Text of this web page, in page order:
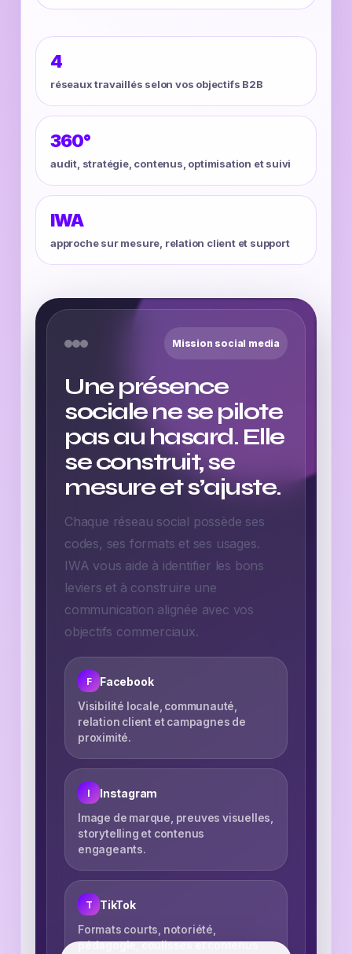
4
réseaux travaillés selon vos objectifs B2B
360°
audit, stratégie, contenus, optimisation et suivi
IWA
approche sur mesure, relation client et support
Mission social media
Une présence
sociale ne se pilote
pas au hasard. Elle
se construit, se
mesure et s’ajuste.
Chaque réseau social possède ses
codes, ses formats et ses usages.
IWA vous aide à identifier les bons
leviers et à construire une
communication alignée avec vos
objectifs commerciaux.
F Facebook
Visibilité locale, communauté,
relation client et campagnes de
proximité.
I Instagram
Image de marque, preuves visuelles,
storytelling et contenus
engageants.
T TikTok
Formats courts, notoriété,
pédagogie, coulisses et contenus